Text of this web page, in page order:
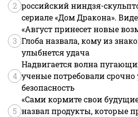
2 российский ниндзя-
сериале «Дом Дракона».
3
«Август принесет новые
Глоба назвала, кому из
улыбнется удача
4
Надвигается волна
ученые потребовали срочно
безопасность
5
«Сами кормите свои
назвал продукты, которые